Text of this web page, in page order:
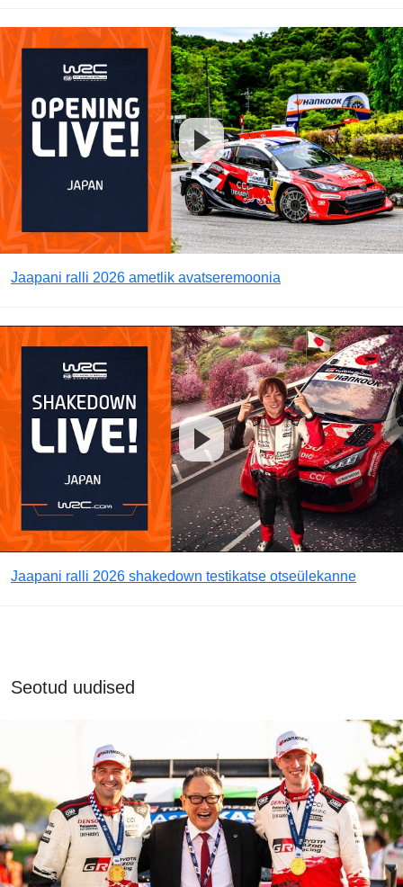
Jaapani ralli 2026 ametlik avatseremoonia
Jaapani ralli 2026 shakedown testikatse otseülekanne
Seotud uudised